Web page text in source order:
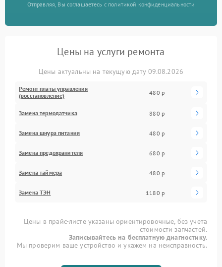
Отправляя, Вы соглашаетесь с политикой конфиденциальности
Цены на услуги ремонта
Цены актуальны на текущую дату 09.08.2026
Ремонт платы управления
(восстановление)
480 р
Замена термодатчика 880 р
Замена шнура питания 480 р
Замена предохранителя 680 р
Замена таймера 480 р
Замена ТЭН 1180 р
Цены в прайс-листе указаны ориентировочные, без учета
стоимости запчастей.
Записывайтесь на бесплатную диагностику.
Мы проверим ваше устройство и укажем на неисправность.